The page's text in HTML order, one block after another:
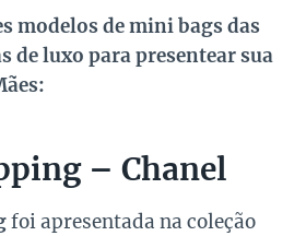
modelos de mini bags das
de luxo para presentear sua
– Chanel
foi apresentada na coleção